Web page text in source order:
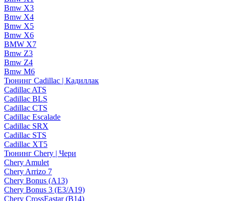
Bmw X3
Bmw X4
Bmw X5
Bmw X6
BMW X7
Bmw Z3
Bmw Z4
Bmw М6
Тюнинг Cadillac | Кадиллак
Cadillac ATS
Cadillac BLS
Cadillac CTS
Cadillac Escalade
Cadillac SRX
Cadillac STS
Cadillac XT5
Тюнинг Chery | Чери
Chery Amulet
Chery Arrizo 7
Chery Bonus (A13)
Chery Bonus 3 (E3/A19)
Chery CrossEastar (B14)